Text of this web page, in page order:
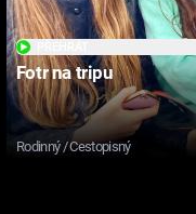
Fotr na tripu
Rodinný / Cestopisný